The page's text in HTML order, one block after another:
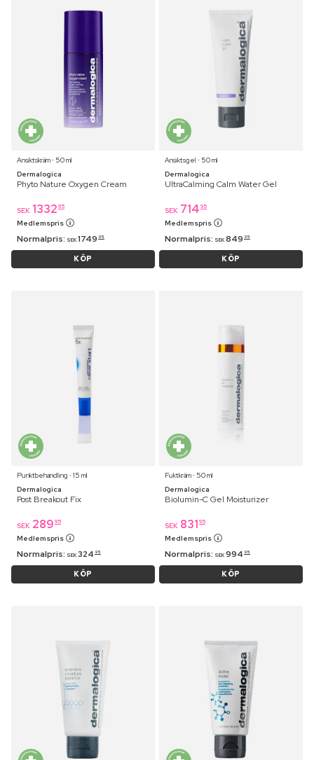
Ansiktskräm ⋅ 50 ml
Dermalogica
Phyto Nature Oxygen Cream
SEK 1332 95
Medlemspris
Normalpris: SEK 1749 95
KÖP
Ansiktsgel ⋅ 50 ml
Dermalogica
UltraCalming Calm Water Gel
SEK 714 95
Medlemspris
Normalpris: SEK 849 95
KÖP
Punktbehandling ⋅ 15 ml
Dermalogica
Post Breakout Fix
SEK 289 95
Medlemspris
Normalpris: SEK 324 95
KÖP
Fuktkräm ⋅ 50 ml
Dermalogica
Biolumin-C Gel Moisturizer
SEK 831 95
Medlemspris
Normalpris: SEK 994 95
KÖP